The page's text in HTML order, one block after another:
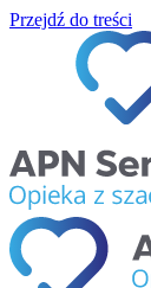
Przejdź do treści